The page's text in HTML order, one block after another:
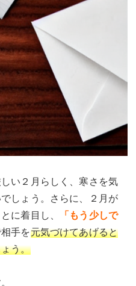
い２月らしく、寒さを気
しょう。さらに、２月が
に着目し、
「もう少しで
手を元気づけてあげると
う。